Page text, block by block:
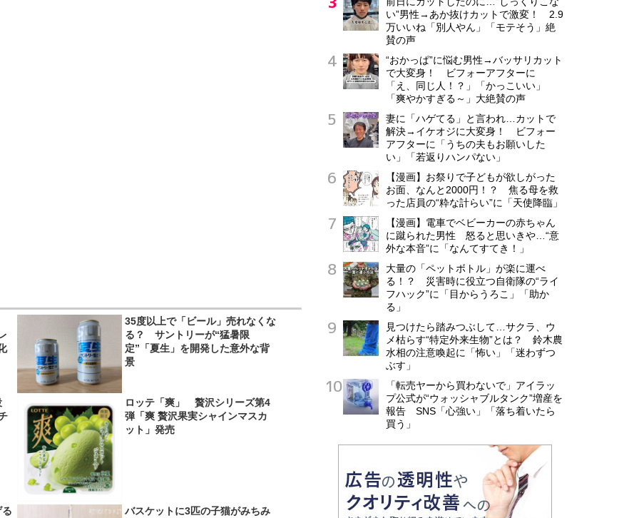
正社員
月給25万5,000円～33万5,000円
35度以上で「ビール」売れなくな
る？ サントリーが“猛暑限
定”「夏生」を開発した意外な背
景
ロッテ「爽」 贅沢シリーズ第4
弾「爽 贅沢果実シャインマスカ
ット」発売
バスケットに3匹の子猫がみちみ
い”男性→あか抜けカットで激変！ 2.9
万いいね「別人やん」「モテそう」絶
賛の声
“おかっぱ”に悩む男性→バッサリカット
で大変身！ ビフォーアフターに
「え、同じ人！？」「かっこいい」
「爽やかすぎる～」大絶賛の声
妻に「ハゲてる」と言われ…カットで
解決→イケオジに大変身！ ビフォー
アフターに「うちの夫もお願いした
い」「若返りハンパない」
【漫画】お祭りで子どもが欲しがった
お面、なんと2000円！？ 焦る母を救
った店員の“粋な計らい”に「天使降臨」
【漫画】電車でベビーカーの赤ちゃん
に蹴られた男性 怒ると思いきや…“意
外な本音”に「なんてすてき！」
大量の「ペットボトル」が楽に運べ
る！？ 災害時に役立つ自衛隊の“ライ
フハック”に「目からうろこ」「助か
る」
見つけたら踏みつぶして…サクラ、ウ
メ枯らす“特定外来生物”とは？ 鈴木農
水相の注意喚起に「怖い」「迷わずつ
ぶす」
「転売ヤーから買わないで」アイラッ
プ公式が“ウォッシャブルタンク”増産を
報告 SNS「心強い」「落ち着いたら
買う」